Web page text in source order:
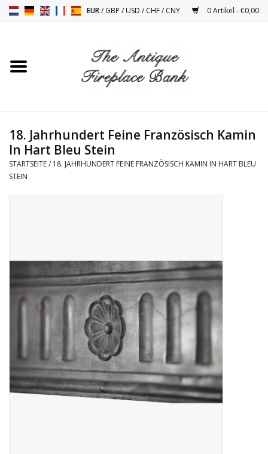
EUR/GBP /USD /CHF/CNY 0 Artikel - €0,00
Startseite
Decor Zubehör
Öfen
Dekorative Outdoor-
Elemente
Böden -Stein-, Terrakotta-
und Marmor
Outlet
18. Jahrhundert Feine Französisch Kamin
In Hart Bleu Stein
STARTSEITE/ 18. JAHRHUNDERT FEINE FRANZÖSISCH KAMIN IN HART BLEU
STEIN